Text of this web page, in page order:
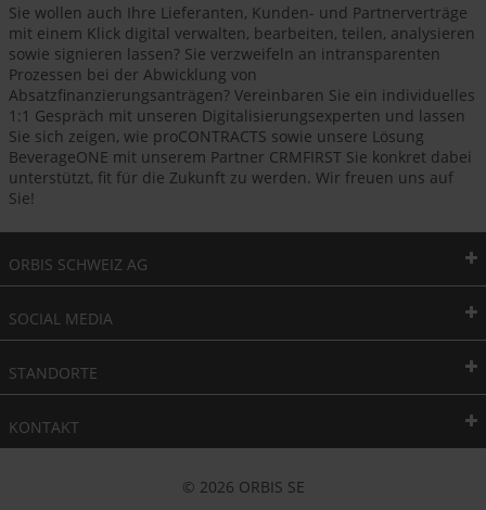
Sie wollen auch Ihre Lieferanten, Kunden- und Partnerverträge
mit einem Klick digital verwalten, bearbeiten, teilen, analysieren
sowie signieren lassen? Sie verzweifeln an intransparenten
Prozessen bei der Abwicklung von
Absatzfinanzierungsanträgen? Vereinbaren Sie ein individuelles
1:1 Gespräch mit unseren Digitalisierungsexperten und lassen
Sie sich zeigen, wie proCONTRACTS sowie unsere Lösung
BeverageONE mit unserem Partner CRMFIRST Sie konkret dabei
unterstützt, fit für die Zukunft zu werden. Wir freuen uns auf
Sie!
ORBIS SCHWEIZ AG
SOCIAL MEDIA
STANDORTE
KONTAKT
© 2026 ORBIS SE